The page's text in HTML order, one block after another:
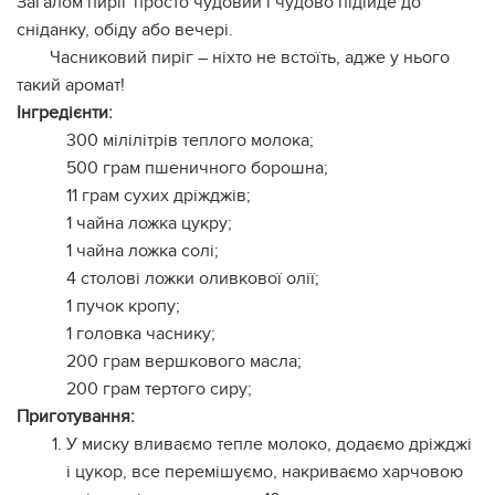
сніданку, обіду або вечері.
Часниковий пиріг – ніхто не встоїть, адже у нього
такий аромат!
Інгредієнти:
300 мілілітрів теплого молока;
500 грам пшеничного борошна;
11 грам сухих дріжджів;
1 чайна ложка цукру;
1 чайна ложка солі;
4 столові ложки оливкової олії;
1 пучок кропу;
1 головка часнику;
200 грам вершкового масла;
200 грам тертого сиру;
Приготування:
У миску вливаємо тепле молоко, додаємо дріжджі
і цукор, все перемішуємо, накриваємо харчовою